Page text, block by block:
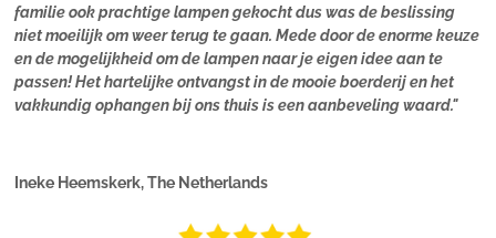
familie ook prachtige lampen gekocht dus was de beslissing
niet moeilijk om weer terug te gaan. Mede door de enorme keuze
en de mogelijkheid om de lampen naar je eigen idee aan te
passen! Het hartelijke ontvangst in de mooie boerderij en het
vakkundig ophangen bij ons thuis is een aanbeveling waard."
Ineke Heemskerk, The Netherlands